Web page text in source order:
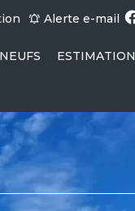
Alerte e-mail
ESTIMATION